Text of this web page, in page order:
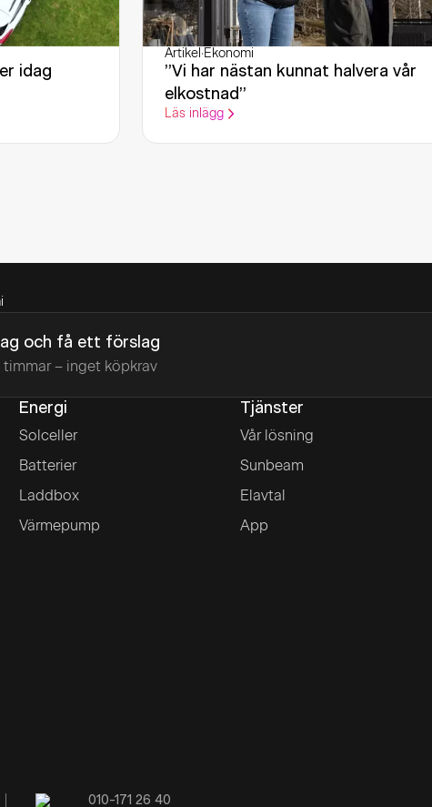
idag
Artikel ·Ekonomi
”Vi har nästan kunnat halvera vår
elkostnad”
Läs inlägg
och få ett förslag
– inget köpkrav
Energi
Solceller
Batterier
Laddbox
Värmepump
Tjänster
Vår lösning
Sunbeam
Elavtal
App
010-171 26 40